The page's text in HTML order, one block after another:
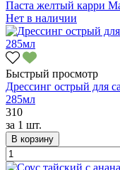
Паста желтый карри
Нет в наличии
Быстрый просмотр
Дрессинг острый для
285мл
310
за 1 шт.
В корзину